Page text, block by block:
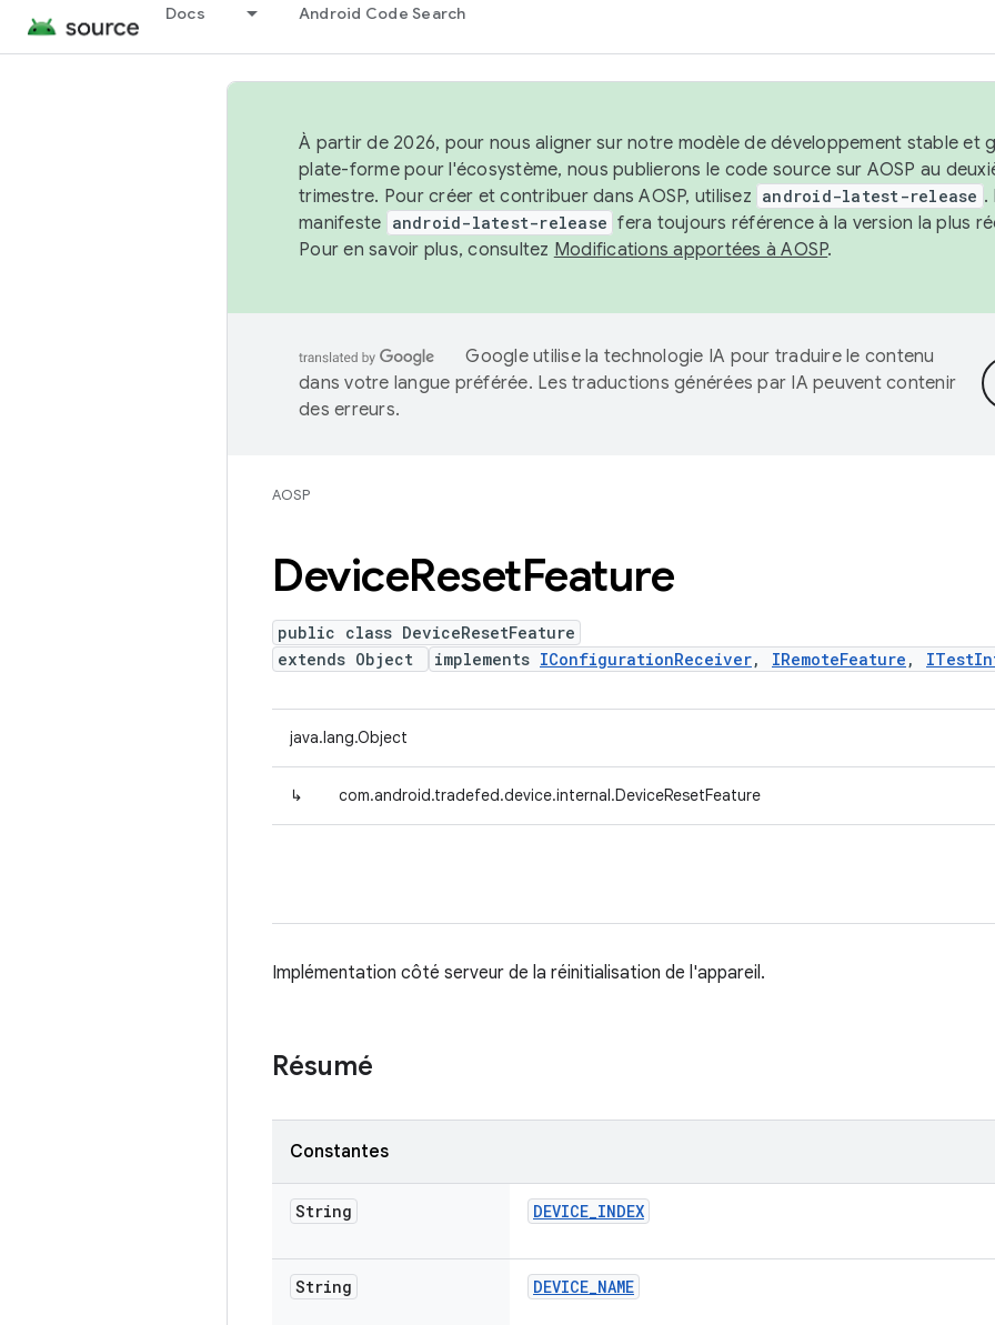
Docs Android Code Search
À partir de 2026, pour nous aligner sur notre modèle de développement stable et
plate-forme pour l'écosystème, nous publierons le code source sur AOSP au
trimestre. Pour créer et contribuer dans AOSP, utilisez android-latest-release .
manifeste android-latest-release fera toujours référence à la version la plus
Pour en savoir plus, consultez Modifications apportées à AOSP.
Google utilise la technologie IA pour traduire le contenu
dans votre langue préférée. Les traductions générées par IA peuvent contenir
des erreurs.
AOSP
DeviceResetFeature
public class DeviceResetFeature
extends Object
implements IConfigurationReceiver, IRemoteFeature ,
java.lang.Object
↳ com.android.tradefed.device.internal.DeviceResetFeature
Implémentation côté serveur de la réinitialisation de l'appareil.
Résumé
Constantes
String DEVICE_INDEX
String DEVICE_NAME